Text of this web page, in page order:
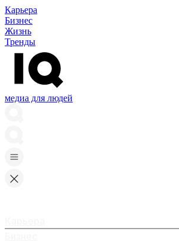
Карьера
Бизнес
Жизнь
Тренды
медиа для людей